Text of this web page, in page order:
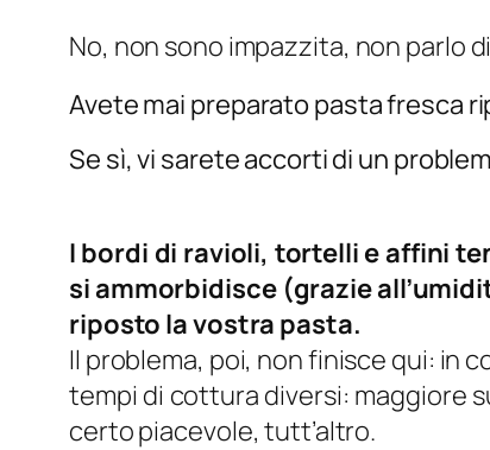
No, non sono impazzita, non parlo di
Avete mai preparato pasta fresca
Se sì, vi sarete accorti di un
I bordi di ravioli, tortelli e affini
si ammorbidisce (grazie
riposto la vostra pasta.
Il problema, poi, non finisce qui: in
tempi di cottura diversi: maggiore
certo piacevole, tutt’altro.